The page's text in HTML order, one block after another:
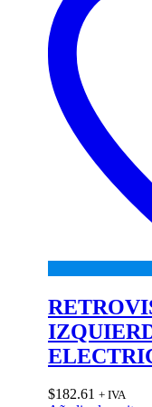
$182.61 + IVA